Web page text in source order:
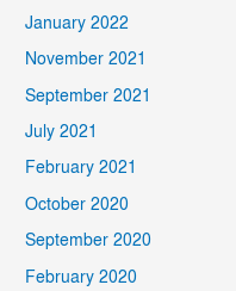
January 2022
November 2021
September 2021
July 2021
February 2021
October 2020
September 2020
February 2020